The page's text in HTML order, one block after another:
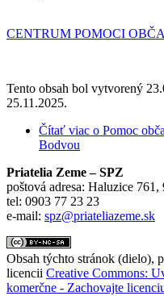
CENTRUM POMOCI
Tento obsah bol vytvorený
25.11.2025.
Čítať viac o Pomoc
Bodvou
Priatelia Zeme – SPZ
poštová adresa: Haluzice
tel: 0903 77 23 23
e-mail: spz@priateliazeme.sk
Obsah týchto stránok (dielo),
licencii Creative Commons:
komerčne - Zachovajte